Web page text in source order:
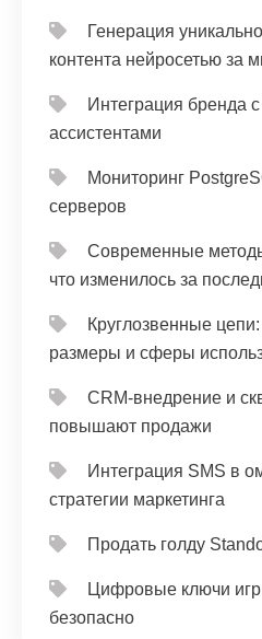
Генерация
контента нейросетью за
Интеграция бренда
ассистентами
Мониторинг
серверов
Современные
что изменилось за
Круглозвенные
размеры и сферы
CRM‑внедрение и
повышают продажи
Интеграция SMS в
стратегии маркетинга
Продать голду
Цифровые ключи
безопасно